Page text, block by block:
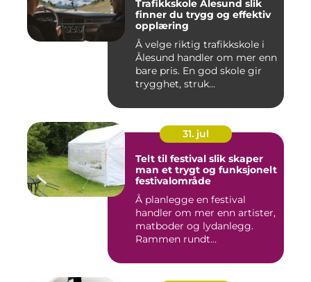
Trafikkskole Ålesund slik
finner du trygg og effektiv
opplæring
Å velge riktig trafikkskole i
Ålesund handler om mer enn
bare pris. En god skole gir
trygghet, struk...
31. jul
Telt til festival slik skaper
man et trygt og funksjonelt
festivalområde
Å planlegge en festival
handler om mer enn artister,
matboder og lydanlegg.
Rammen rundt